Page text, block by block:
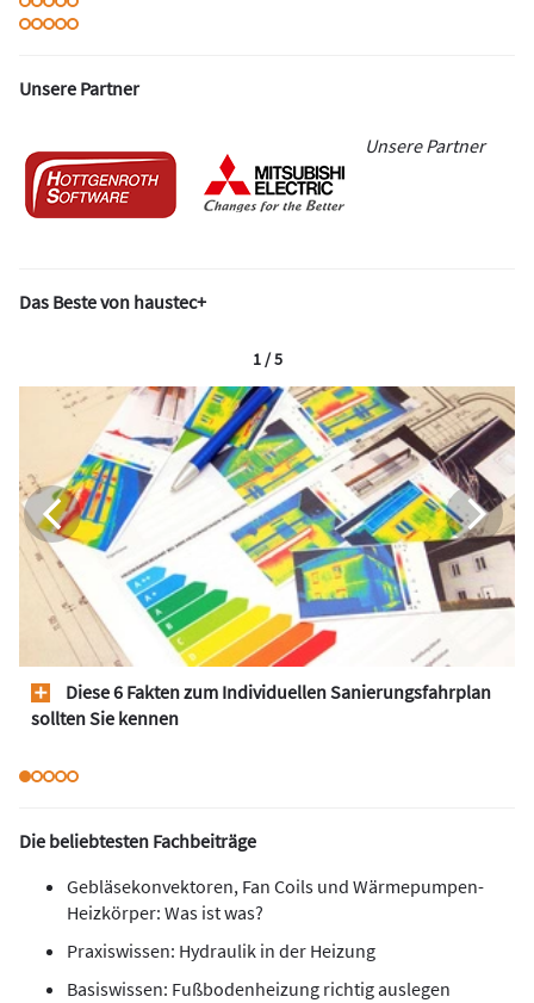
Unsere Partner
Unsere Partner
Das Beste von haustec+
Diese 6 Fakten zum Individuellen Sanierungsfahrplan
sollten Sie kennen
1 / 5
Die beliebtesten Fachbeiträge
Gebläsekonvektoren, Fan Coils und Wärmepumpen-
Heizkörper: Was ist was?
Praxiswissen: Hydraulik in der Heizung
Basiswissen: Fußbodenheizung richtig auslegen